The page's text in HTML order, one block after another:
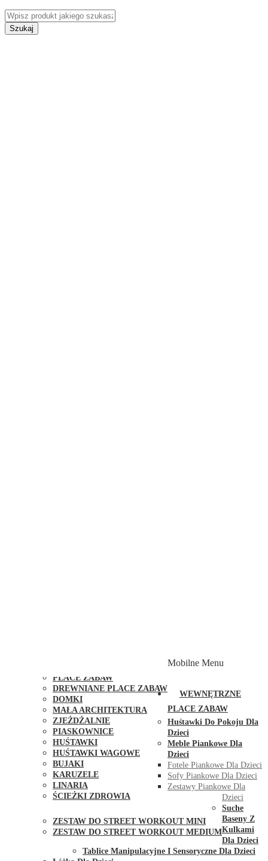
Szukaj
PLACE ZABAW
DREWNIANE PLACE ZABAW
DOMKI
MAŁA ARCHITEKTURA
ZJEŻDŻALNIE
PIASKOWNICE
HUŚTAWKI
HUŚTAWKI WAGOWE
BUJAKI
KARUZELE
LINARIA
ŚCIEŻKI ZDROWIA
ZESTAW DO STREET WORKOUT MINI
ZESTAW DO STREET WORKOUT MEDIUM
Mobilne Menu
WEWNĘTRZNE
PLACE ZABAW
Huśtawki Do Pokoju Dla
Dzieci
Meble Piankowe Dla
Dzieci
Fotele Piankowe Dla Dzieci
Sofy Piankowe Dla Dzieci
Zestawy Piankowe Dla
Dzieci
Suche
Baseny Z
Kulkami
Dla Dzieci
Tablice Manipulacyjne I Sensoryczne Dla Dzieci